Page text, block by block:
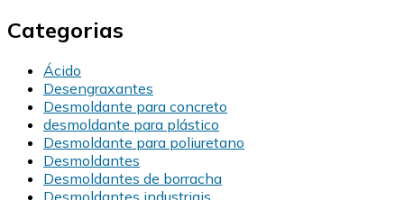
Categorias
Ácido
Desengraxantes
Desmoldante para concreto
desmoldante para plástico
Desmoldante para poliuretano
Desmoldantes
Desmoldantes de borracha